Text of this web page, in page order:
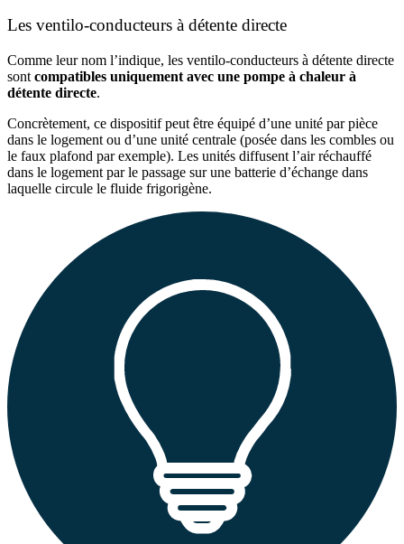
Les ventilo-conducteurs à détente directe
Comme leur nom l’indique, les ventilo-conducteurs à détente directe
sont compatibles uniquement avec une pompe à chaleur à
détente directe.
Concrètement, ce dispositif peut être équipé d’une unité par pièce
dans le logement ou d’une unité centrale (posée dans les combles ou
le faux plafond par exemple). Les unités diffusent l’air réchauffé
dans le logement par le passage sur une batterie d’échange dans
laquelle circule le fluide frigorigène.